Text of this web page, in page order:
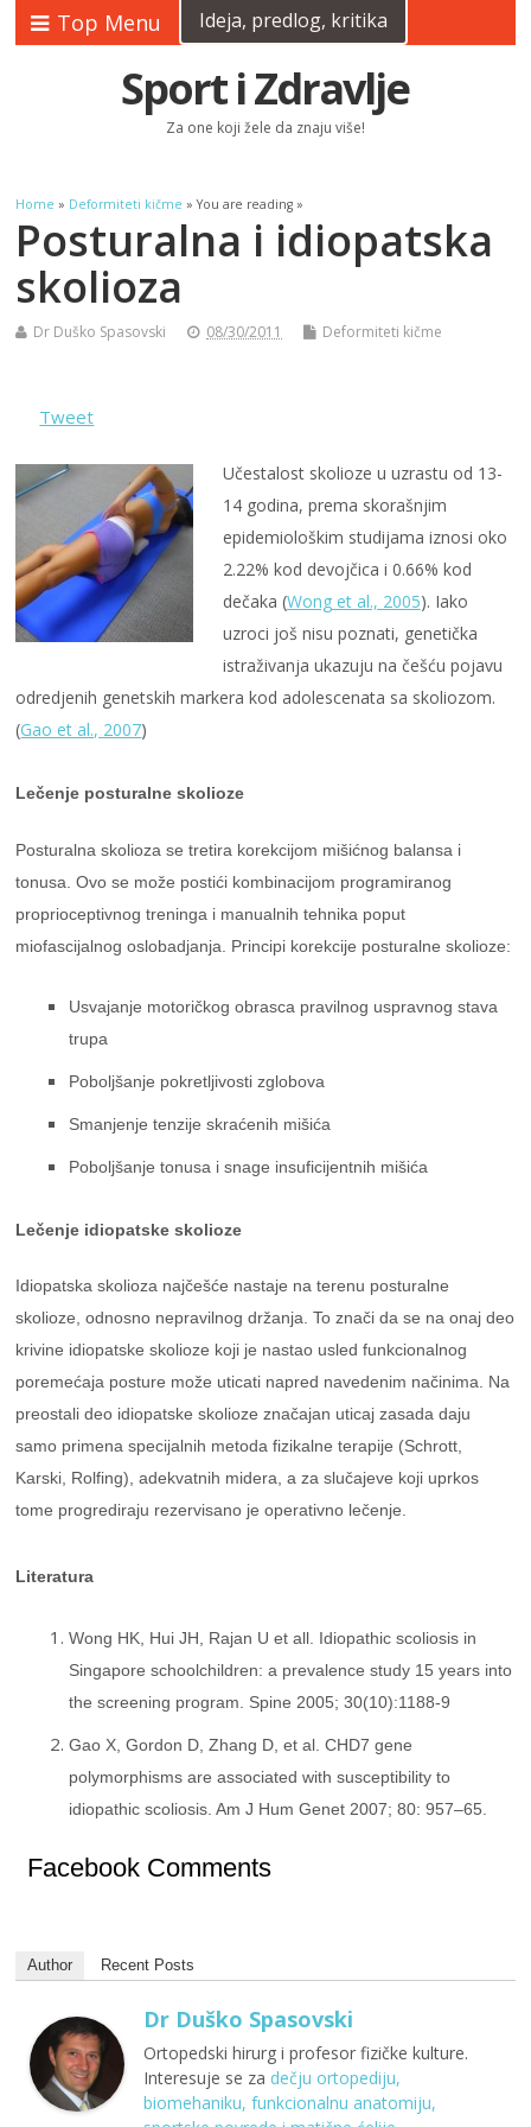
Top Menu
Sport i Zdravlje
Za one koji žele da znaju više!
Home » Deformiteti kičme » You are reading »
Posturalna i idiopatska
skolioza
Dr Duško Spasovski 08/30/2011 Deformiteti kičme
Tweet
Učestalost skolioze u uzrastu od 13-
14 godina, prema skorašnjim
epidemiološkim studijama iznosi oko
2.22% kod devojčica i 0.66% kod
dečaka (Wong et al., 2005). Iako
uzroci još nisu poznati, genetička
istraživanja ukazuju na češću pojavu
odredjenih genetskih markera kod adolescenata sa skoliozom.
(Gao et al., 2007)
Lečenje posturalne skolioze
Posturalna skolioza se tretira korekcijom mišićnog balansa i
tonusa. Ovo se može postići kombinacijom programiranog
proprioceptivnog treninga i manualnih tehnika poput
miofascijalnog oslobadjanja. Principi korekcije posturalne skolioze:
Usvajanje motoričkog obrasca pravilnog uspravnog stava
trupa
Poboljšanje pokretljivosti zglobova
Smanjenje tenzije skraćenih mišića
Poboljšanje tonusa i snage insuficijentnih mišića
Lečenje idiopatske skolioze
Idiopatska skolioza najčešće nastaje na terenu posturalne
skolioze, odnosno nepravilnog držanja. To znači da se na onaj deo
krivine idiopatske skolioze koji je nastao usled funkcionalnog
poremećaja posture može uticati napred navedenim načinima. Na
preostali deo idiopatske skolioze značajan uticaj zasada daju
samo primena specijalnih metoda fizikalne terapije (Schrott,
Karski, Rolfing), adekvatnih midera, a za slučajeve koji uprkos
tome progrediraju rezervisano je operativno lečenje.
Literatura
Wong HK, Hui JH, Rajan U et all. Idiopathic scoliosis in
Singapore schoolchildren: a prevalence study 15 years into
the screening program. Spine 2005; 30(10):1188-9
Gao X, Gordon D, Zhang D, et al. CHD7 gene
polymorphisms are associated with susceptibility to
idiopathic scoliosis. Am J Hum Genet 2007; 80: 957–65.
Facebook Comments
Author Recent Posts
Dr Duško Spasovski
Ortopedski hirurg i profesor fizičke kulture.
Interesuje se za dečju ortopediju,
biomehaniku, funkcionalnu anatomiju,
Ideja, predlog, kritika